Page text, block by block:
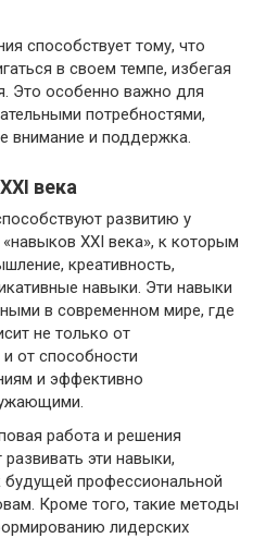
способствует тому, что
в своем темпе, избегая
Это особенно важно для
потребностями,
внимание и поддержка.
века
развитию у
XXI века», к которым
креативность,
навыки. Эти навыки
в современном мире, где
не только от
от способности
и эффективно
работа и решения
эти навыки,
будущей профессиональной
Кроме того, такие методы
лидерских